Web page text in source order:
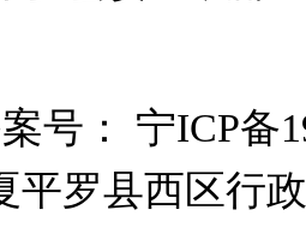
号： 宁ICP备
平罗县西区